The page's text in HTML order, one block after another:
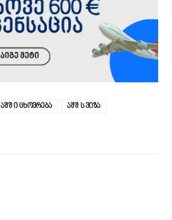
აშშ ი ცხოვრება
აშშ ს ვიზა